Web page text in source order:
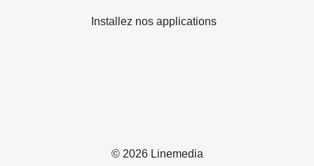
© 2026 Linemedia
Installez nos applications